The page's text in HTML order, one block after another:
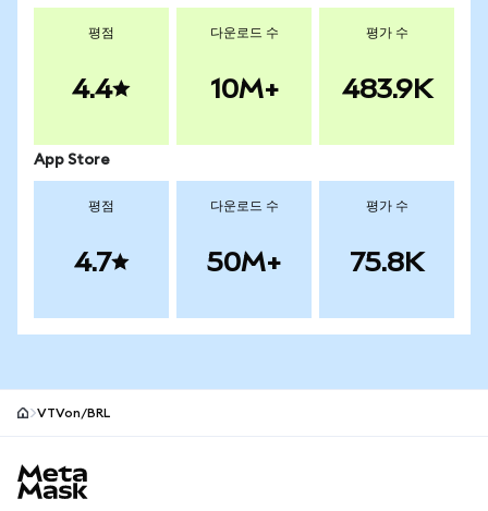
평점
4.4
다운로드 수
10M+
평가 수
483.9K
App Store
평점
4.7
다운로드 수
50M+
평가 수
75.8K
VTVon/BRL